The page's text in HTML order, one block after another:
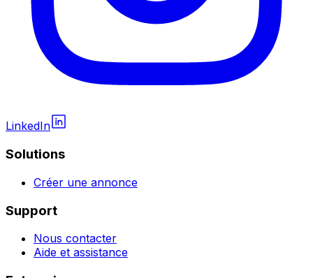
LinkedIn
Solutions
Créer une annonce
Support
Nous contacter
Aide et assistance